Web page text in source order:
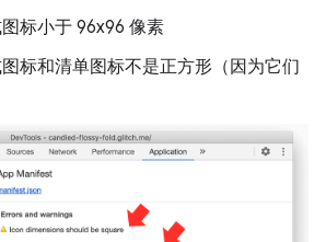
标小于 96x96 像素
标和清单图标不是正方形（因为它们